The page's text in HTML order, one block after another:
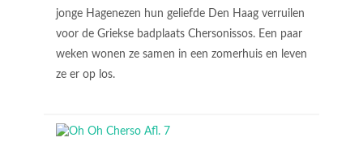
jonge Hagenezen hun geliefde Den Haag verruilen
voor de Griekse badplaats Chersonissos. Een paar
weken wonen ze samen in een zomerhuis en leven
ze er op los.